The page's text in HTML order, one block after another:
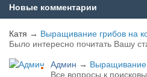
Новые комментарии
Катя → Выращивание грибов на
Было интересно почитать Вашу
Админ → Выращивание
Все вопросы к